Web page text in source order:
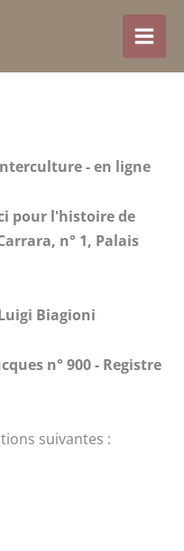
-en ligne
pour l'histoire de
n° 1, Palais
Biagioni
n° 900 - Registre
suivantes :